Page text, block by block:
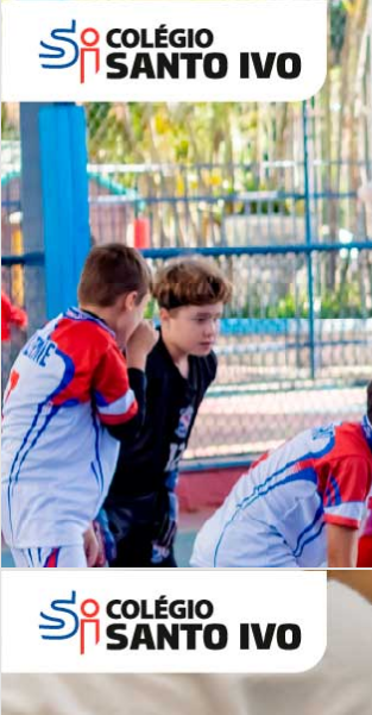
Período Integral | Saiba mais
Desafios | Saiba mais
Lista de vídeos
NOSSOCANAL